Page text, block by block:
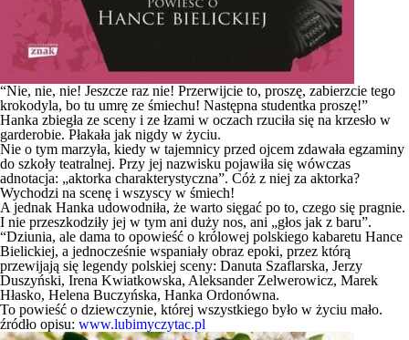
“Nie, nie, nie! Jeszcze raz nie! Przerwijcie to, proszę, zabierzcie tego
krokodyla, bo tu umrę ze śmiechu! Następna studentka proszę!”
Hanka zbiegła ze sceny i ze łzami w oczach rzuciła się na krzesło w
garderobie. Płakała jak nigdy w życiu.
Nie o tym marzyła, kiedy w tajemnicy przed ojcem zdawała egzaminy
do szkoły teatralnej. Przy jej nazwisku pojawiła się wówczas
adnotacja: „aktorka charakterystyczna”. Cóż z niej za aktorka?
Wychodzi na scenę i wszyscy w śmiech!
A jednak Hanka udowodniła, że warto sięgać po to, czego się pragnie.
I nie przeszkodziły jej w tym ani duży nos, ani „głos jak z baru”.
“Dziunia, ale dama to opowieść o królowej polskiego kabaretu Hance
Bielickiej, a jednocześnie wspaniały obraz epoki, przez którą
przewijają się legendy polskiej sceny: Danuta Szaflarska, Jerzy
Duszyński, Irena Kwiatkowska, Aleksander Zelwerowicz, Marek
Hłasko, Helena Buczyńska, Hanka Ordonówna.
To powieść o dziewczynie, której wszystkiego było w życiu mało.
źródło opisu: www.lubimyczytac.pl